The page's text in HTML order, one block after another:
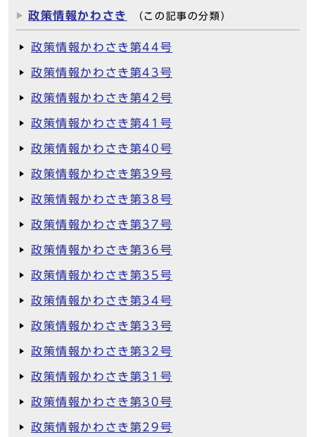
政策情報かわさき （この記事の分類）
政策情報かわさき第44号
政策情報かわさき第43号
政策情報かわさき第42号
政策情報かわさき第41号
政策情報かわさき第40号
政策情報かわさき第39号
政策情報かわさき第38号
政策情報かわさき第37号
政策情報かわさき第36号
政策情報かわさき第35号
政策情報かわさき第34号
政策情報かわさき第33号
政策情報かわさき第32号
政策情報かわさき第31号
政策情報かわさき第30号
政策情報かわさき第29号